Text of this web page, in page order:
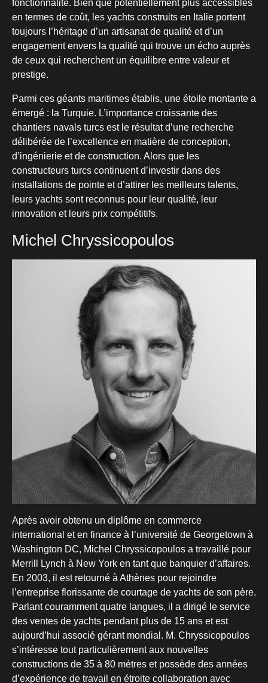
fonctionnalité. Bien que potentiellement plus accessibles
en termes de coût, les yachts construits en Italie portent
toujours l’héritage d’un artisanat de qualité et d’un
engagement envers la qualité qui trouve un écho auprès
de ceux qui recherchent un équilibre entre valeur et
prestige.
Parmi ces géants maritimes établis, une étoile montante a
émergé : la Turquie. L’importance croissante des
chantiers navals turcs est le résultat d’une recherche
délibérée de l’excellence en matière de conception,
d’ingénierie et de construction. Alors que les
constructeurs turcs continuent d’investir dans des
installations de pointe et d’attirer les meilleurs talents,
leurs yachts sont reconnus pour leur qualité, leur
innovation et leurs prix compétitifs.
Michel Chryssicopoulos
Après avoir obtenu un diplôme en commerce
international et en finance à l’université de Georgetown à
Washington DC, Michel Chryssicopoulos a travaillé pour
Merrill Lynch à New York en tant que banquier d’affaires.
En 2003, il est retourné à Athènes pour rejoindre
l’entreprise florissante de courtage de yachts de son père.
Parlant couramment quatre langues, il a dirigé le service
des ventes de yachts pendant plus de 15 ans et est
aujourd’hui associé gérant mondial. M. Chryssicopoulos
s’intéresse tout particulièrement aux nouvelles
constructions de 35 à 80 mètres et possède des années
d’expérience de travail en étroite collaboration avec